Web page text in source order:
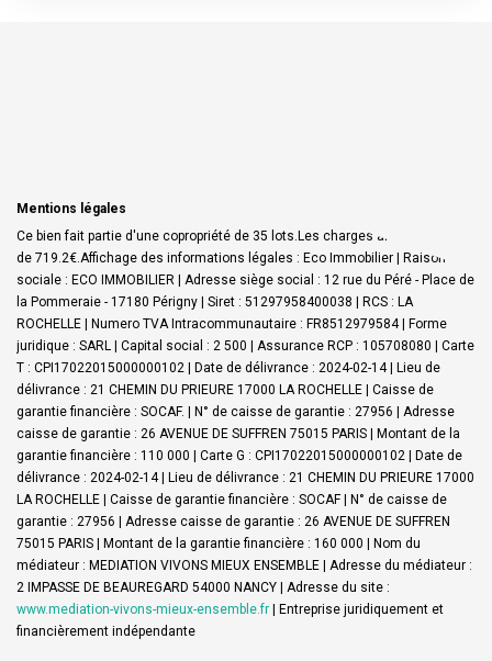
Mentions légales
Ce bien fait partie d'une copropriété de 35 lots.Les charges annuelles sont
de 719.2€.Affichage des informations légales : Eco Immobilier | Raison
sociale : ECO IMMOBILIER | Adresse siège social : 12 rue du Péré - Place de
la Pommeraie - 17180 Périgny | Siret : 51297958400038 | RCS : LA
ROCHELLE | Numero TVA Intracommunautaire : FR8512979584 | Forme
juridique : SARL | Capital social : 2 500 | Assurance RCP : 105708080 | Carte
T : CPI17022015000000102 | Date de délivrance : 2024-02-14 | Lieu de
délivrance : 21 CHEMIN DU PRIEURE 17000 LA ROCHELLE | Caisse de
garantie financière : SOCAF. | N° de caisse de garantie : 27956 | Adresse
caisse de garantie : 26 AVENUE DE SUFFREN 75015 PARIS | Montant de la
garantie financière : 110 000 | Carte G : CPI17022015000000102 | Date de
délivrance : 2024-02-14 | Lieu de délivrance : 21 CHEMIN DU PRIEURE 17000
LA ROCHELLE | Caisse de garantie financière : SOCAF | N° de caisse de
garantie : 27956 | Adresse caisse de garantie : 26 AVENUE DE SUFFREN
75015 PARIS | Montant de la garantie financière : 160 000 | Nom du
médiateur : MEDIATION VIVONS MIEUX ENSEMBLE | Adresse du médiateur :
2 IMPASSE DE BEAUREGARD 54000 NANCY | Adresse du site :
www.mediation-vivons-mieux-ensemble.fr | Entreprise juridiquement et
financièrement indépendante